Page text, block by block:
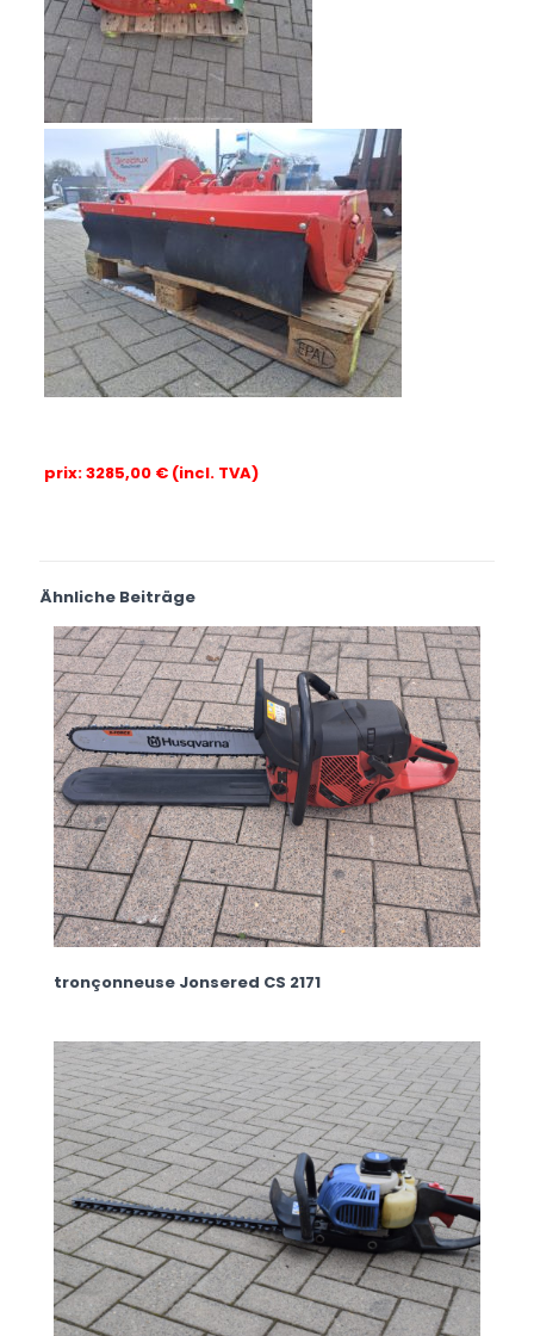
prix: 3285,00 € (incl. TVA)
Ähnliche Beiträge
tronçonneuse Jonsered CS 2171